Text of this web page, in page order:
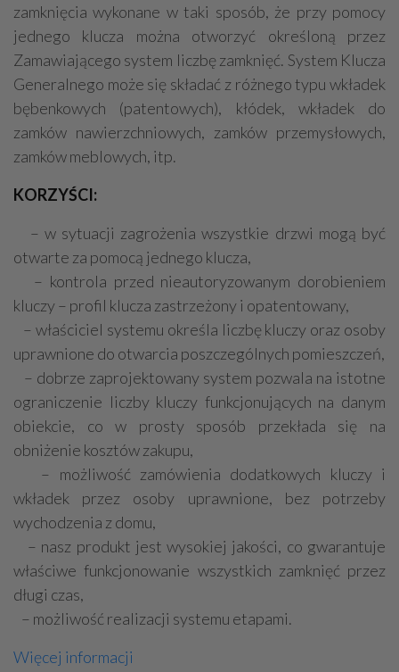
zamknięcia wykonane w taki sposób, że przy pomocy
jednego klucza można otworzyć określoną przez
Zamawiającego system liczbę zamknięć. System Klucza
Generalnego może się składać z różnego typu wkładek
bębenkowych (patentowych), kłódek, wkładek do
zamków nawierzchniowych, zamków przemysłowych,
zamków meblowych, itp.
KORZYŚCI:
– w sytuacji zagrożenia wszystkie drzwi mogą być
otwarte za pomocą jednego klucza,
– kontrola przed nieautoryzowanym dorobieniem
kluczy – profil klucza zastrzeżony i opatentowany,
– właściciel systemu określa liczbę kluczy oraz osoby
uprawnione do otwarcia poszczególnych pomieszczeń,
– dobrze zaprojektowany system pozwala na istotne
ograniczenie liczby kluczy funkcjonujących na danym
obiekcie, co w prosty sposób przekłada się na
obniżenie kosztów zakupu,
– możliwość zamówienia dodatkowych kluczy i
wkładek przez osoby uprawnione, bez potrzeby
wychodzenia z domu,
– nasz produkt jest wysokiej jakości, co gwarantuje
właściwe funkcjonowanie wszystkich zamknięć przez
długi czas,
– możliwość realizacji systemu etapami.
Więcej informacji